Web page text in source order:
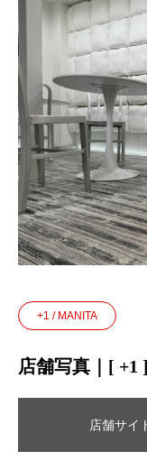
+1 / MANITA
店舗写真｜[
店舗サイ